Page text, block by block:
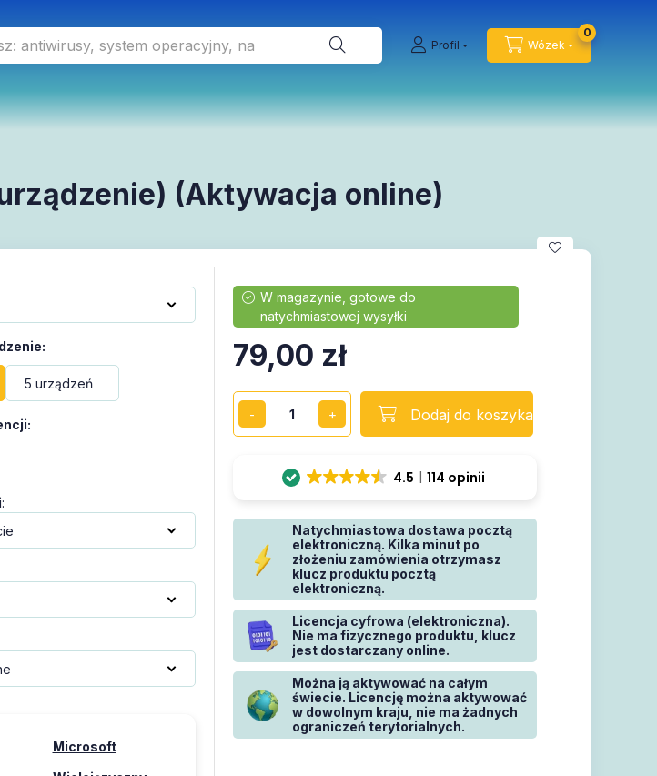
Profil Wózek
0
(Aktywacja online)
:
5 urządzeń
:
:
Microsoft
79,00 zł
Dodaj do koszyka
4.5 114 opinii
Natychmiastowa dostawa pocztą
elektroniczną. Kilka minut po
złożeniu zamówienia otrzymasz
klucz produktu pocztą
elektroniczną.
Licencja cyfrowa (elektroniczna).
Nie ma fizycznego produktu, klucz
jest dostarczany online.
Można ją aktywować na całym
świecie. Licencję można aktywować
w dowolnym kraju, nie ma żadnych
ograniczeń terytorialnych.